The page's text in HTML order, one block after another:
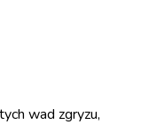
wad zgryzu,